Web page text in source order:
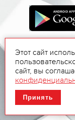
Этот сайт
сайт, вы
Принять